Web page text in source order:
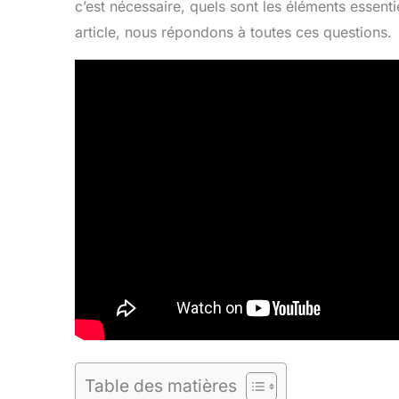
c’est nécessaire, quels sont les éléments
article, nous répondons à toutes ces questions.
Table des matières